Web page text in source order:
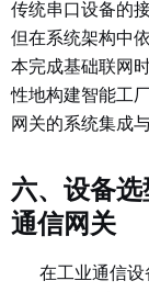
传统串口设备的
但在系统架构中
本完成基础联网
性地构建智能工
网关的系统集成
六、设备
通信网关
在工业通信